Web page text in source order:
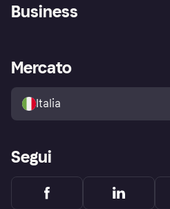
Esplora i negozi
Politica di protezione
dell'acquirente Klarna
Business
Accesso aziende
Mercato
Italia
Segui